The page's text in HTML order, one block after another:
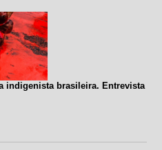
indigenista brasileira. Entrevista